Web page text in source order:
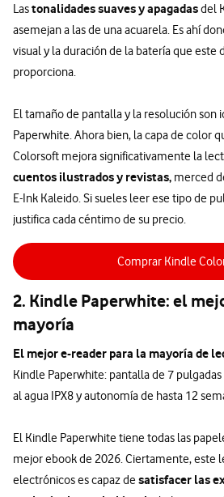
Lastonalidades suaves y apagadasdel
asemejan a las de una acuarela. Es ahí
visual y la duración de la batería que este
proporciona.
El tamaño de pantalla y la resolución son
Paperwhite. Ahora bien, la capa de color
Colorsoft mejora significativamente la
cuentos ilustrados y revistas, merced
E-Ink Kaleido. Si sueles leer ese tipo de
justifica cada céntimo de su precio.
Comprar Kindle
2. Kindle Paperwhite: el
mayoría
El mejor e-reader para la mayoría de
Kindle Paperwhite: pantalla de 7
al agua IPX8 y autonomía de hasta 12
El Kindle Paperwhite tiene todas las
mejor ebook de 2026. Ciertamente, este
electrónicos es capaz desatisfacer las